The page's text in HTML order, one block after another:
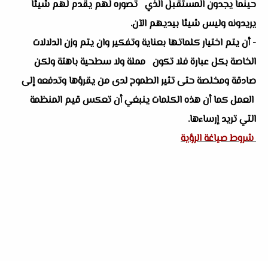
حينما يجدون المستقبل الذي تصوره لهم يقدم لهم شيئا
يريدونه وليس شيئا بيديهم الآن.
- أن يتم اختيار كلماتها بعناية وتفكير وان يتم وزن الدلالات
الخاصة بكل عبارة فلا تكون مملة ولا سطحية باهتة ولكن
صادقة ومخلصة حتى تثير الطموح لدى من يقرؤها وتدفعه إلى
العمل كما أن هذه الكلمات ينبغي أن تعكس قيم المنظمة
التي تريد إرساءها.
شروط صياغة الرؤية